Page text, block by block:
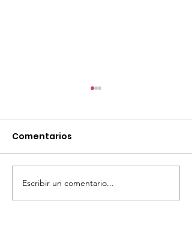
¡Acapulco y Guerrero
se Visten de Fiesta!
Comentarios
Escribir un comentario...